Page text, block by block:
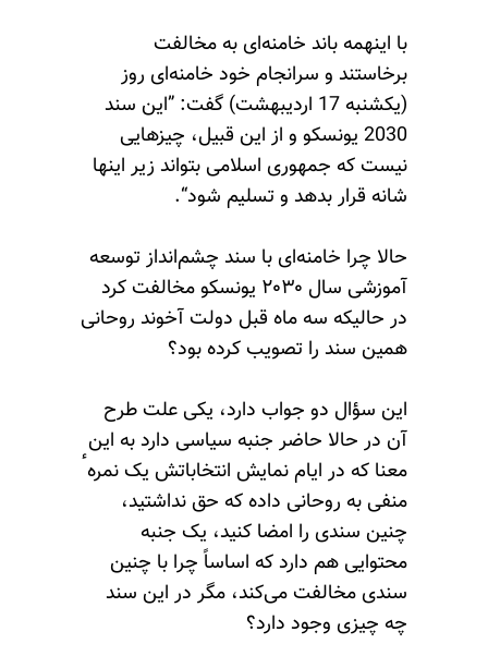
با اینهمه باند خامنه‌ای به مخالفت
برخاستند و سرانجام خود خامنه‌ای روز
(یکشنبه 17 اردیبهشت) گفت: ”این سند
2030 یونسکو و از این‌ قبیل، چیزهایی
نیست که جمهوری اسلامی بتواند زیر اینها
شانه قرار بدهد و تسلیم شود“.
حالا چرا خامنه‌ای با سند چشم‌انداز توسعه
آموزشی سال ۲۰۳۰ یونسکو مخالفت کرد
در حالیکه سه ماه قبل دولت آخوند روحانی
همین سند را تصویب کرده بود؟
این سؤال دو جواب دارد، یکی علت طرح
آن در حالا حاضر جنبه سیاسی دارد به این
معنا که در ایام نمایش انتخاباتش یک نمرهٴ
منفی به روحانی داده که حق نداشتید،
چنین سندی را امضا کنید، یک جنبه
محتوایی هم دارد که اساساً چرا با چنین
سندی مخالفت می‌کند، مگر در این سند
چه چیزی وجود دارد؟